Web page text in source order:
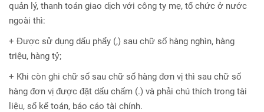
quản lý, thanh toán giao dịch với công ty mẹ, tổ chức ở nước
ngoài thì:
+ Được sử dụng dấu phẩy (,) sau chữ số hàng nghìn, hàng
triệu, hàng tỷ;
+ Khi còn ghi chữ số sau chữ số hàng đơn vị thì sau chữ số
hàng đơn vị được đặt dấu chấm (.) và phải chú thích trong tài
liệu, sổ kế toán, báo cáo tài chính.